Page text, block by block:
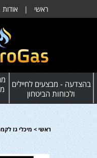
ראשי | אודות
בהצדעה - מבצעים לחיילים
ולכוחות הביטחון
ראשי > מיכלי גז